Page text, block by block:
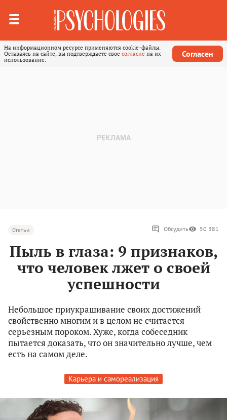
На информационном ресурсе применяются cookie-файлы.
Оставаясь на сайте, вы подтверждаете свое согласие на их
использование.
Согласен
Статьи Обсудить 50 381
Пыль в глаза: 9 признаков,
что человек лжет о своей
успешности
Небольшое приукрашивание своих достижений
свойственно многим и в целом не считается
серьезным пороком. Хуже, когда собеседник
пытается доказать, что он значительно лучше, чем
есть на самом деле.
Карьера и самореализация